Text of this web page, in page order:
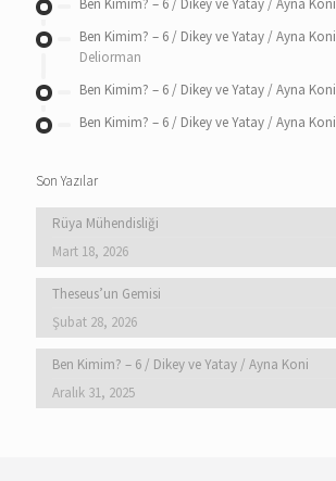
Ben Kimim? – 6 / Dikey ve Yatay / Ayna Koni
Deliorman
Ben Kimim? – 6 / Dikey ve Yatay / Ayna Koni
Ben Kimim? – 6 / Dikey ve Yatay / Ayna Koni
Son Yazılar
Rüya Mühendisliği
Mart 18, 2026
Theseus’un Gemisi
Şubat 28, 2026
Ben Kimim? – 6 / Dikey ve Yatay / Ayna Koni
Aralık 31, 2025